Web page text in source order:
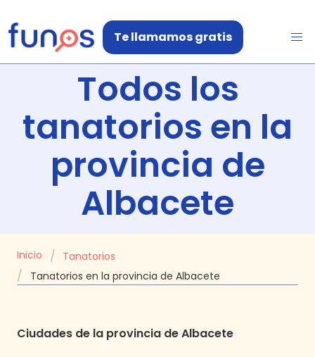
Te llamamos gratis
Todos los
tanatorios en la
provincia de
Albacete
Inicio
Tanatorios
Tanatorios en la provincia de Albacete
Ciudades de la provincia deAlbacete